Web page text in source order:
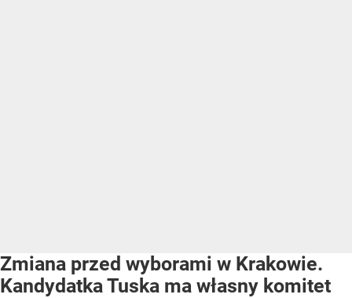
Zmiana przed wyborami w Krakowie.
Kandydatka Tuska ma własny komitet